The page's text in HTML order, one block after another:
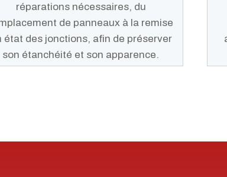
réparations nécessaires, du
de panneaux à la remise
état des jonctions, afin de préserver
son étanchéité et son apparence.